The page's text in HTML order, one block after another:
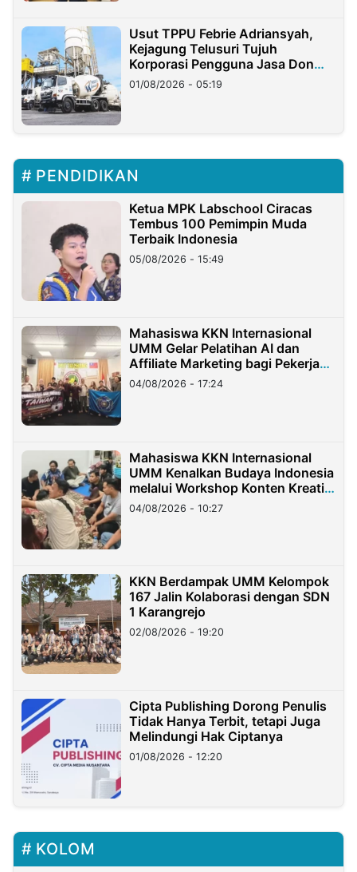
Usut TPPU Febrie Adriansyah,
Kejagung Telusuri Tujuh
Korporasi Pengguna Jasa Don
Ritto
01/08/2026 - 05:19
PENDIDIKAN
Ketua MPK Labschool Ciracas
Tembus 100 Pemimpin Muda
Terbaik Indonesia
05/08/2026 - 15:49
Mahasiswa KKN Internasional
UMM Gelar Pelatihan AI dan
Affiliate Marketing bagi Pekerja
Migran Indonesia di Taiwan
04/08/2026 - 17:24
Mahasiswa KKN Internasional
UMM Kenalkan Budaya Indonesia
melalui Workshop Konten Kreatif
di Taiwan
04/08/2026 - 10:27
KKN Berdampak UMM Kelompok
167 Jalin Kolaborasi dengan SDN
1 Karangrejo
02/08/2026 - 19:20
Cipta Publishing Dorong Penulis
Tidak Hanya Terbit, tetapi Juga
Melindungi Hak Ciptanya
01/08/2026 - 12:20
KOLOM